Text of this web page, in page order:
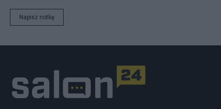
Napisz notkę